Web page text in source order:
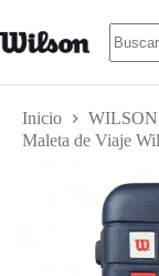
Inicio WILSON
Maleta de Viaje